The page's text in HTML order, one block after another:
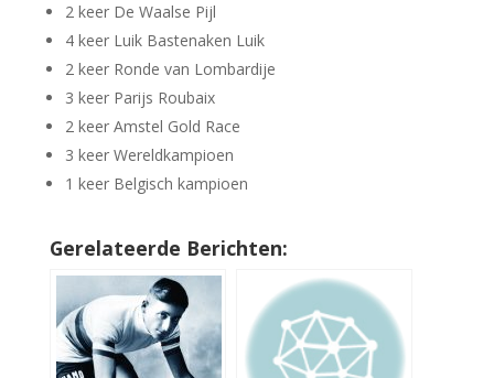
2 keer De Waalse Pijl
4 keer Luik Bastenaken Luik
2 keer Ronde van Lombardije
3 keer Parijs Roubaix
2 keer Amstel Gold Race
3 keer Wereldkampioen
1 keer Belgisch kampioen
Gerelateerde Berichten: